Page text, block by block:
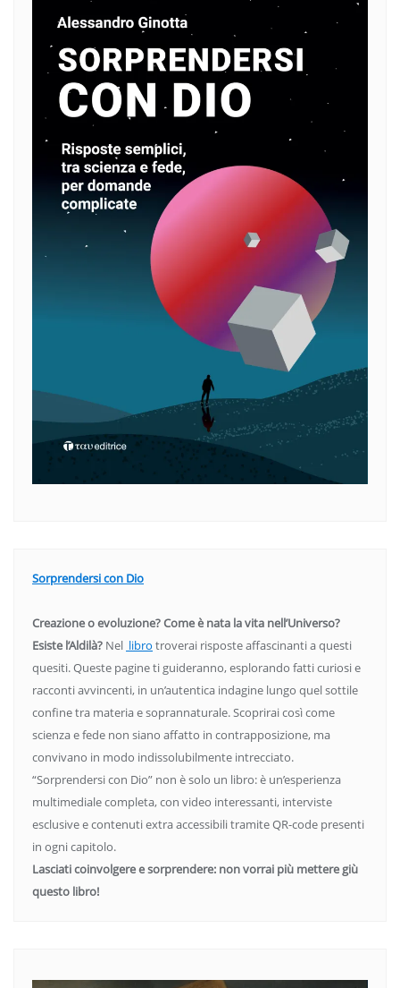
Sorprendersi con Dio
Creazione o evoluzione? Come è nata la vita nell’Universo?
Esiste l’Aldilà? Nel libro troverai risposte affascinanti a questi
quesiti. Queste pagine ti guideranno, esplorando fatti curiosi e
racconti avvincenti, in un’autentica indagine lungo quel sottile
confine tra materia e soprannaturale. Scoprirai così come
scienza e fede non siano affatto in contrapposizione, ma
convivano in modo indissolubilmente intrecciato.
“Sorprendersi con Dio” non è solo un libro: è un’esperienza
multimediale completa, con video interessanti, interviste
esclusive e contenuti extra accessibili tramite QR-code presenti
in ogni capitolo.
Lasciati coinvolgere e sorprendere: non vorrai più mettere giù
questo libro!